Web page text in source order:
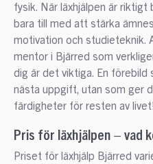
fysik. När läxhjälpen är riktigt
bara till med att stärka
motivation och studieteknik.
mentor i Bjärred som
dig är det viktiga. En förebild
nästa uppgift, utan som ger
färdigheter för resten av livet!
Pris för läxhjälpen – vad
Priset för läxhjälp Bjärred